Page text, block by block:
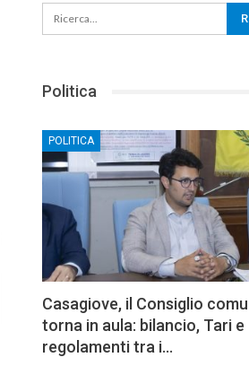
Politica
POLITICA
Casagiove, il Consiglio
torna in aula: bilancio, Tari e
regolamenti tra i…